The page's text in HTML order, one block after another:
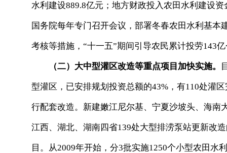
水利建设889.8亿元；地方财政投入农田水利建设
国务院每年专门召开会议，部署冬春农田水利基
考核等措施，“十一五”期间引导农民累计投劳143
（二）大中型灌区改造等重点项目加快实施。
型灌区，已安排规划投资总额的43%，有110处灌
行配套改造。新建嫩江尼尔基、宁夏沙坡头、海
江西、湖北、湖南四省139处大型排涝泵站更新改
目。从2009年开始，分3批实施1250个小型农田水